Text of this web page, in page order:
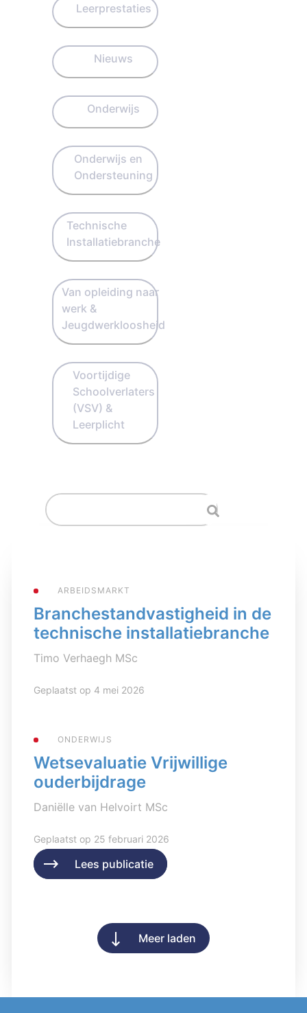
Leerprestaties
Nieuws
Onderwijs
Onderwijs en
Ondersteuning
Technische
Installatiebranche
Van opleiding naar
werk &
Jeugdwerkloosheid
Voortijdige
Schoolverlaters
(VSV) &
Leerplicht
ARBEIDSMARKT
Branchestandvastigheid in de
technische installatiebranche
Timo Verhaegh MSc
Geplaatst op 4 mei 2026
Lees publicatie
ONDERWIJS
Wetsevaluatie Vrijwillige
ouderbijdrage
Daniëlle van Helvoirt MSc
Geplaatst op 25 februari 2026
Lees publicatie
Meer laden